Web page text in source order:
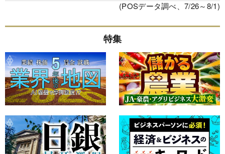
(POSデータ調べ、7/26～8/1)
特集